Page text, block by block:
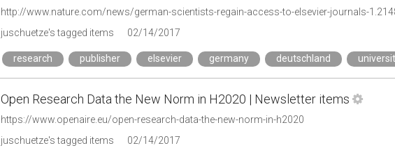
http://www.nature.com/news/german-scientists-regain-access-to-elsevier-journals-
juschuetze's tagged items
02/14/2017
research publisher elsevier germany deutschland
Open Research Data the New Norm in H2020 | Newsletter items
https://www.openaire.eu/open-research-data-the-new-norm-in-h2020
juschuetze's tagged items
02/14/2017